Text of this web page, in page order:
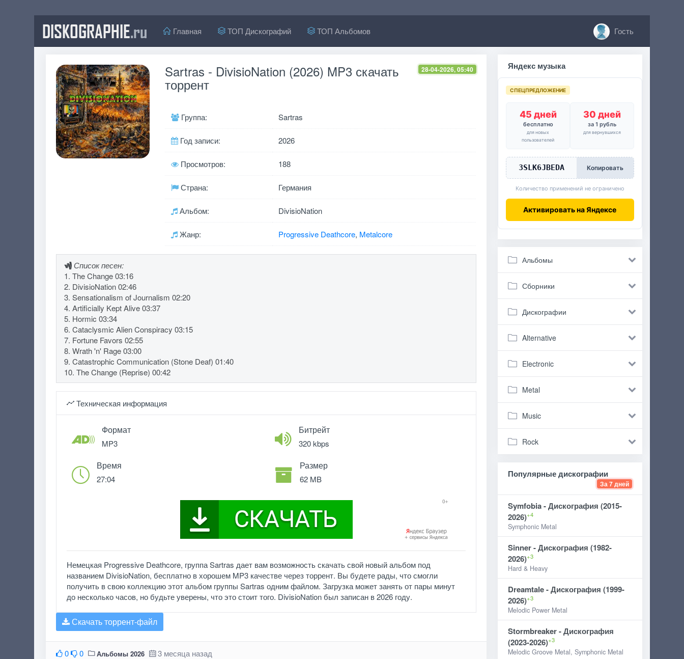
DISKOGRAPHIE.ru Главная ТОП Дискографий ТОП Альбомов Гость
28-04-2026, 05:40
Sartras - DivisioNation (2026) MP3 скачать
торрент
Группа: Sartras
Год записи: 2026
Просмотров: 188
Страна: Германия
Альбом: DivisioNation
Жанр: Progressive Deathcore, Metalcore
Список песен:
1. The Change 03:16
2. DivisioNation 02:46
3. Sensationalism of Journalism 02:20
4. Artificially Kept Alive 03:37
5. Hormic 03:34
6. Cataclysmic Alien Conspiracy 03:15
7. Fortune Favors 02:55
8. Wrath 'n' Rage 03:00
9. Catastrophic Communication (Stone Deaf) 01:40
10. The Change (Reprise) 00:42
Техническая информация
Формат
MP3
Битрейт
320 kbps
Время
27:04
Размер
62 MB
Немецкая Progressive Deathcore, группа Sartras дает вам возможность скачать свой новый альбом под
названием DivisioNation, бесплатно в хорошем MP3 качестве через торрент. Вы будете рады, что смогли
получить в свою коллекцию этот альбом группы Sartras одним файлом. Загрузка может занять от пары минут
до несколько часов, но будьте уверены, что это стоит того. DivisioNation был записан в 2026 году.
Скачать торрент-файл
0 0 Альбомы 2026 3 месяца назад
Яндекс музыка
СПЕЦПРЕДЛОЖЕНИЕ
45 дней
бесплатно
для новых
пользователей
30 дней
за 1 рубль
для вернувшихся
3SLK6JBEDA Копировать
Количество применений не ограничено
Активировать на Яндексе
Альбомы
Сборники
Дискографии
Alternative
Electronic
Metal
Music
Rock
Популярные дискографии
За 7 дней
Symfobia - Дискография (2015-
2026)+4
Symphonic Metal
Sinner - Дискография (1982-
2026)+3
Hard & Heavy
Dreamtale - Дискография (1999-
2026)+3
Melodic Power Metal
Stormbreaker - Дискография
(2023-2026)+3
Melodic Groove Metal, Symphonic Metal